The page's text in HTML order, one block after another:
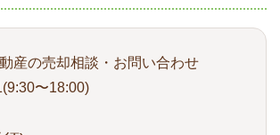
産の売却相談・お問い合わせ
〜18:00)